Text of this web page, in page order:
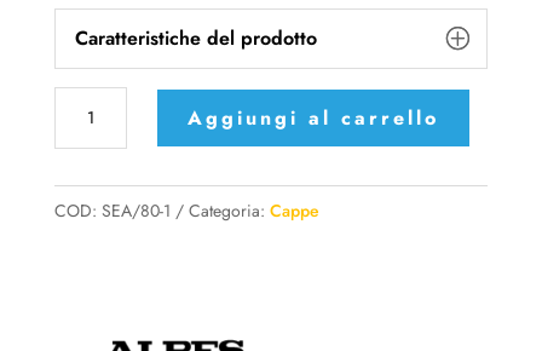
Caratteristiche del prodotto
Cappa
Aggiungi al carrello
COD: SEA/80-1 Categoria: Cappe